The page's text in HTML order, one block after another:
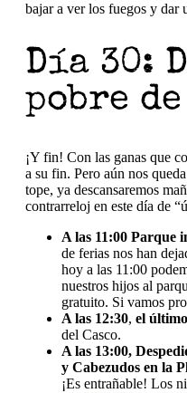
bajar a ver los fuegos y dar
Día 30:
pobre
¡Y fin! Con las ganas que
a su fin. Pero aún nos
tope, ya descansaremos
contrarreloj en este día de
A las 11:00 Parque
de ferias nos han
hoy a las 11:00
nuestros hijos al
gratuito. Si vamos
A las 12:30, el
del Casco.
A las 13:00,
y Cabezudos en la
¡Es entrañable! Los